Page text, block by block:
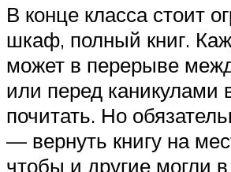
В конце класса стоит
шкаф, полный книг.
может в перерыве
или перед каникулами
почитать. Но
— вернуть книгу на
чтобы и другие могли